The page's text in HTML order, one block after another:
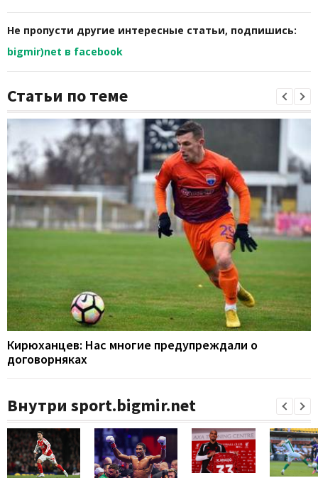
Не пропусти другие интересные статьи, подпишись:
bigmir)net в facebook
Статьи по теме
Кирюханцев: Нас многие предупреждали о
договорняках
Внутри sport.bigmir.net